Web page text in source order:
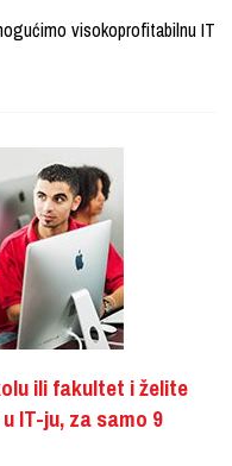
visokoprofitabilnu IT
ili fakultet i želite
IT-ju, za samo 9